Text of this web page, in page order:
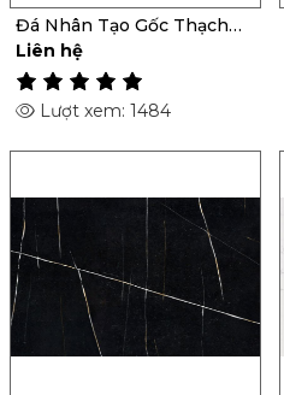
Đá Nhân Tạo Gốc Thạch
Anh Ocean Storm
Liên hệ
Lượt xem: 1484